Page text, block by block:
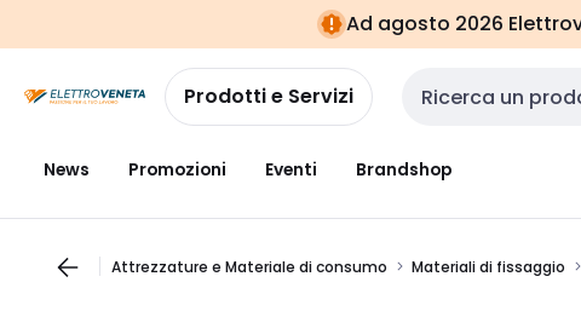
navigazionealla
pagina
Ad agosto 2026
Prodotti e Servizi Cerca input
News Promozioni Eventi Brandshop
Attrezzature e Materiale di consumo Materiali di fissaggio